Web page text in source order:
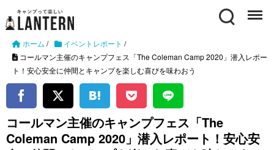
Search Menu
ホーム / イベントレポート /
コールマン主催のキャンプフェス「The Coleman Camp 2020」潜入レポー
ト！安心安全に仲間とキャンプを楽しむ喜びを味わおう
コールマン主催のキャンプフェス「The
Coleman Camp 2020」潜入レポート！安心安